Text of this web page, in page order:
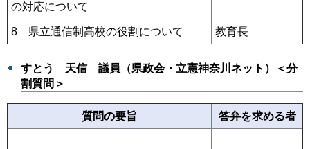
の対応について
8 県立通信制高校の役割について 教育長
すとう 天信議員（県政会・立憲神奈川ネット）＜分
割質問＞
質問の要旨 答弁を求める者